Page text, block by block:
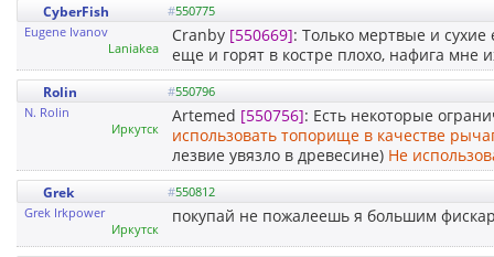
CyberFish #550775
Eugene Ivanov
Laniakea
Cranby [550669]: Только мертвые и сухие
еще и горят в костре плохо, нафига мне
Rolin #550796
N. Rolin
Иркутск
Artemed [550756]: Есть некоторые
использовать топорище в качестве
лезвие увязло в древесине) Не
Grek #550812
Grek Irkpower
Иркутск
покупай не пожалеешь я большим